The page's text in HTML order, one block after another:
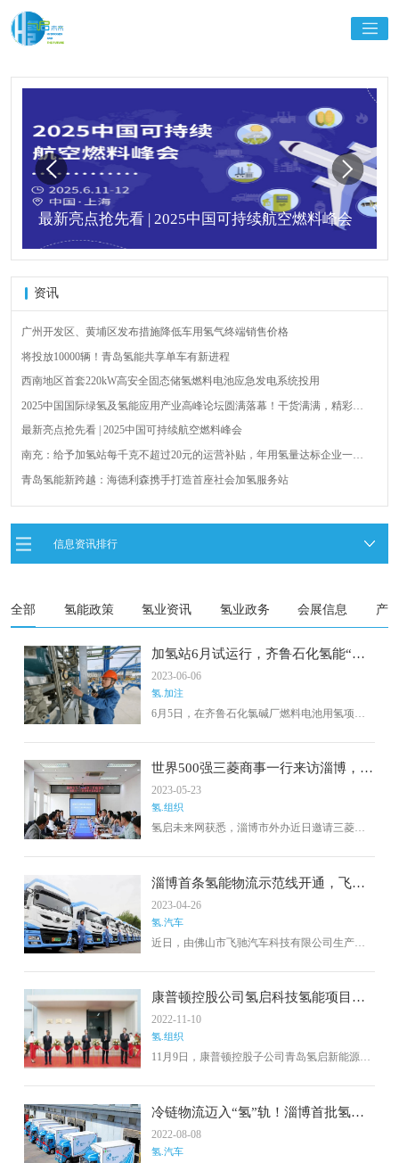
最新亮点抢先看 | 2025中国可持续航空燃料峰会
资讯
广州开发区、黄埔区发布措施降低车用氢气终端销售价格
将投放10000辆！青岛氢能共享单车有新进程
西南地区首套220kW高安全固态储氢燃料电池应急发电系统投用
2025中国国际绿氢及氢能应用产业高峰论坛圆满落幕！干货满满，精彩瞬
间不容错过！
最新亮点抢先看 | 2025中国可持续航空燃料峰会
南充：给予加氢站每千克不超过20元的运营补贴，年用氢量达标企业一次
青岛氢能新跨越：海德利森携手打造首座社会加氢服务站
全球首台套！240吨氢能矿用刚性自卸车联合开发协议签署暨项目阶段开发
荷兰氢能产业联盟到访天德工业装备，与市区相关领导就威海文登区氢能
信息资讯排行
全部 氢能政策 氢业资讯 氢业政务 会展信息 产
加氢站6月试运行，齐鲁石化氢能“入
场券”到手！
2023-06-06
氢.加注
6月5日，在齐鲁石化氯碱厂燃料电池用氢项目
处理及检测工作。该段管道是为中国石化山东
淄博齐鲁加氢站专门铺设，计划于本月与加氢
站同步试运行。
世界500强三菱商事一行来访淄博，探
寻氢能产业合作新机遇
2023-05-23
氢.组织
氢启未来网获悉，淄博市外办近日邀请三菱商
三菱商事（上海）有限公司、美达王（中国）
有限公司等一行7人来访淄博，考察淄博市氢能
产业，商谈合作机遇。在活动期间，淄博市政
协港澳台侨和外事委员会、市发改委、市住建
局以及全市十余家企业参会。据了解，三菱商
事是日本五大综合商社之一，业务涉及天然
源、食品产业、消费产业等领域。
淄博首条氢能物流示范线开通，飞驰
科技助力齐鲁绿色交通
2023-04-26
氢.汽车
近日，由佛山市飞驰汽车科技有限公司生产制
行（淄博）科技有限公司并投入运营。同时匹
配飞驰科技先进燃料电池汽车能量管理技术，
可满足客户在日常物流运输过程中轻松对低能
耗、长续航、零碳排放等需求。未来，飞驰科
技将充分发挥在氢燃料电池汽车行业的先锋企
业作用，继续深化场景应用研究，加强技术创
通运输领域绿色低碳转型。
康普顿控股公司氢启科技氢能项目投
产
2022-11-10
氢.组织
11月9日，康普顿控股子公司青岛氢启新能源科
冷链物流迈入“氢”轨！淄博首批氢燃
料电池冷藏车投运
2022-08-08
氢.汽车